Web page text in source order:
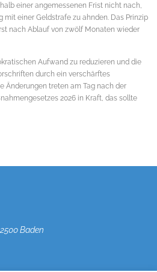
einer angemessenen Frist nicht nach,
mit einer Geldstrafe zu ahnden. Das Prinzip
nach Ablauf von zwölf Monaten wieder
Aufwand zu reduzieren und die
durch ein verschärftes
Änderungen treten am Tag nach der
2026 in Kraft, das sollte
Baden